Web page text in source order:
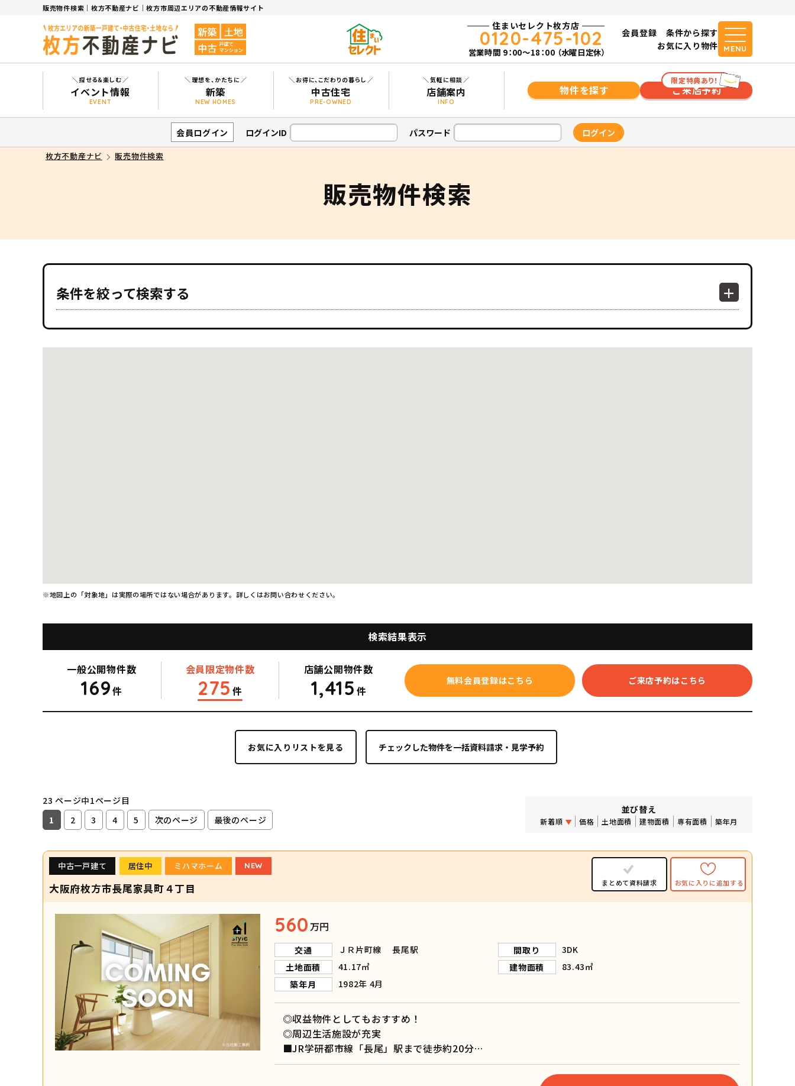
販売物件検索｜枚方不動産ナビ｜枚方市周辺エリアの不動産情報サイト
住まいセレクト枚方店
0120-475-102
営業時間 9：00～18：00 （水曜日定休）
会員登録
条件から探す
お気に入り物件
MENU
探せる＆楽しむ
イベント情報
EVENT
理想を、かたちに
新築
NEW HOMES
シミュレーション
新築施工事例
お得に、こだわりの暮らし
中古住宅
PRE-OWNED
シミュレーション
リフォーム施工事例
気軽に相談
店舗案内
INFO
物件を探す
限定特典あり！
ご来店予約
会員ログイン ログインID パスワード
枚方不動産ナビ 販売物件検索
販売物件検索
条件を絞って検索する
※地図上の「対象地」は実際の場所ではない場合があります。詳しくはお問い合わせください。
検索結果表示
一般公開物件数
169件
会員限定物件数
275 件
店舗公開物件数
1,415 件
無料会員登録はこちら ご来店予約はこちら
お気に入りリストを見る
23 ページ中1ページ目
1
2 3 4 5 次のページ 最後のページ
並び替え
新着順 価格 土地面積 建物面積 専有面積 築年月
中古一戸建て 居住中 ミハマホーム NEW
大阪府枚方市長尾家具町４丁目 まとめて資料請求 お気に入りに追加する
560 万円
交通 ＪＲ片町線 長尾駅 間取り
3DK
土地面積
41.17㎡ 建物面積
83.43㎡
築年月
1982年 4月
◎収益物件としてもおすすめ！
◎周辺生活施設が充実
■JR学研都市線「長尾」駅まで徒歩約20分
■枚方市立長尾小学校まで徒歩約8分